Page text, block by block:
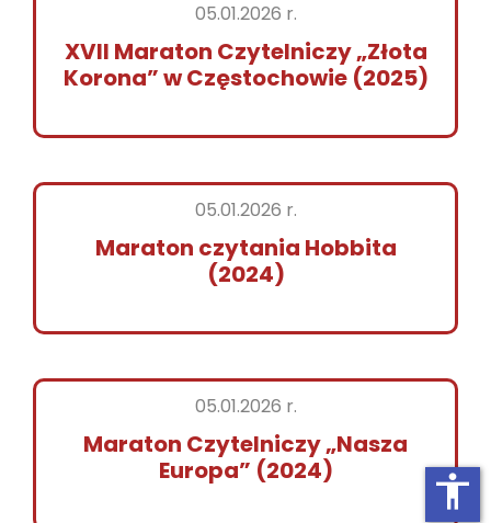
05.01.2026 r.
XVII Maraton Czytelniczy „Złota
Korona” w Częstochowie (2025)
05.01.2026 r.
Maraton czytania Hobbita
(2024)
05.01.2026 r.
Maraton Czytelniczy „Nasza
Europa” (2024)
accessibility